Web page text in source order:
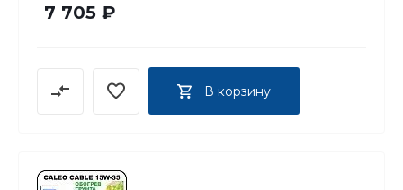
7 705 ₽
В корзину